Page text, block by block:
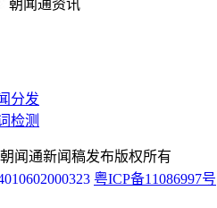
朝闻通资讯
分发
检测
闻通新闻稿发布版权所有
粤ICP备11086997号